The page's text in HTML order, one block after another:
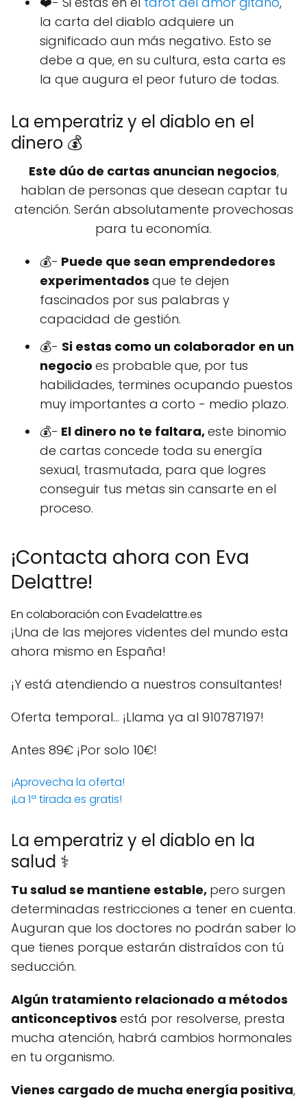
la carta del diablo adquiere un
significado aun más negativo. Esto se
debe a que, en su cultura, esta carta es
la que augura el peor futuro de todas.
La emperatriz y el diablo en el
dinero 💰
Este dúo de cartas anuncian negocios,
hablan de personas que desean captar tu
atención. Serán absolutamente provechosas
para tu economía.
💰- Puede que sean emprendedores
experimentados que te dejen
fascinados por sus palabras y
capacidad de gestión.
💰- Si estas como un colaborador en un
negocio es probable que, por tus
habilidades, termines ocupando puestos
muy importantes a corto - medio plazo.
💰- El dinero no te faltara,este binomio
de cartas concede toda su energía
sexual, trasmutada, para que logres
conseguir tus metas sin cansarte en el
proceso.
¡Contacta ahora con Eva
Delattre!
En colaboración con Evadelattre.es
¡Una de las mejores videntes del mundo esta
ahora mismo en España!
¡Y está atendiendo a nuestros consultantes!
Oferta temporal… ¡Llama ya al 910787197!
Antes 89€ ¡Por solo 10€!
¡Aprovecha la oferta!
¡La 1ª tirada es gratis!
La emperatriz y el diablo en la
salud ⚕️
Tu salud se mantiene estable, pero surgen
determinadas restricciones a tener en cuenta.
Auguran que los doctores no podrán saber lo
que tienes porque estarán distraídos con tú
seducción.
Algún tratamiento relacionado a métodos
anticonceptivos está por resolverse, presta
mucha atención, habrá cambios hormonales
en tu organismo.
Vienes cargado de mucha energía positiva,